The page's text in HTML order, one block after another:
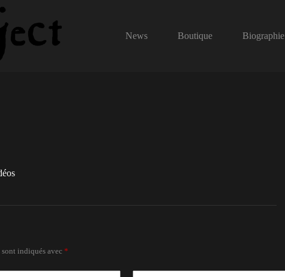
News
Boutique Biographie
indiqués avec *